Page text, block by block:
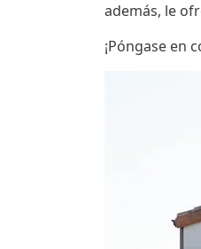
además, le
¡Póngase en